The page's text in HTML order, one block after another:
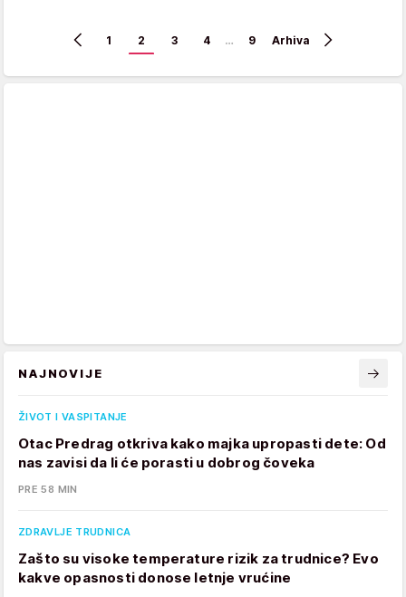
1 2 3 4 … 9 Arhiva
NAJNOVIJE
ŽIVOT I VASPITANJE
Otac Predrag otkriva kako majka upropasti dete: Od
nas zavisi da li će porasti u dobrog čoveka
PRE 58 MIN
ZDRAVLJE TRUDNICA
Zašto su visoke temperature rizik za trudnice? Evo
kakve opasnosti donose letnje vrućine